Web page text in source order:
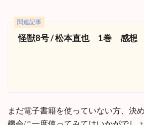
関連記事
怪獣8号 / 松本直也 1巻 感想
まだ電子書籍を使っていない方、決